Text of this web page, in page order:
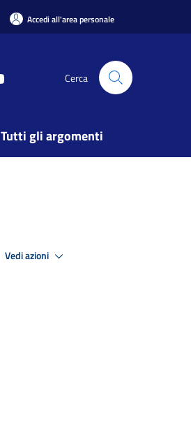
Accedi all'area personale
Cerca
Tutti gli argomenti
Vedi azioni